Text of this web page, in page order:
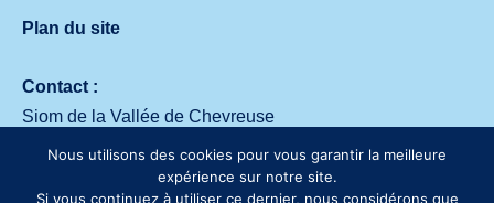
Plan du site
Contact :
Siom de la Vallée de Chevreuse
Avenue des deux Lacs – 91140 Villejust
01 64 53 30 00
Nous utilisons des cookies pour vous garantir la meilleure
expérience sur notre site.
Si vous continuez à utiliser ce dernier, nous considérons que